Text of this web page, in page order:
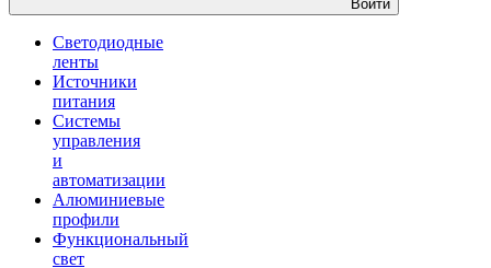
Войти
Светодиодные
ленты
Источники
питания
Системы
управления
и
автоматизации
Алюминиевые
профили
Функциональный
свет